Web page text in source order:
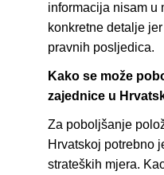
informacija nisam u
konkretne detalje
pravnih posljedica.
Kako se može
zajednice u
Za poboljšanje
Hrvatskoj potrebno
strateških mjera.